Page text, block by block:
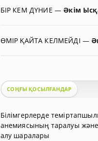
БІР КЕМ ДҮНИЕ — Әкім
ӨМІР ҚАЙТА КЕЛМЕЙДІ —
СОҢҒЫ ҚОСЫЛҒАНДАР
Білімгерлерде
анемиясының таралуы
алу шаралары